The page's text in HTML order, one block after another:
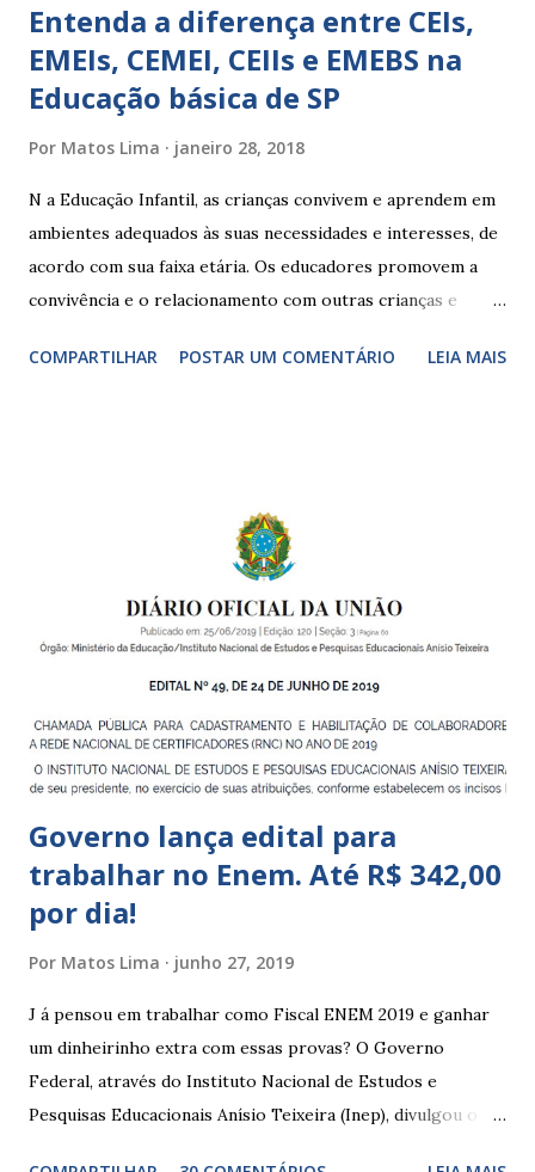
Entenda a diferença entre CEIs,
EMEIs, CEMEI, CEIIs e EMEBS na
Educação básica de SP
Por Matos Lima janeiro 28, 2018
N a Educação Infantil, as crianças convivem e aprendem em
ambientes adequados às suas necessidades e interesses, de
acordo com sua faixa etária. Os educadores promovem a
convivência e o relacionamento com outras crianças e
garantir o direito das crianças a uma educação integral e de
crianças de zero a 3 anos e 11 meses; – EMEIs - Escolas
Municipais de Educação Infantil, que atendem crianças de 4
a 5 anos e 11 meses; – CEMEI - Centro Municipal de
Educação Infantil, que recebe crianças de zero a 5 anos e 11
Indígena, e trabalham com cri...
COMPARTILHAR POSTAR UM COMENTÁRIO LEIA MAIS
Governo lança edital para
trabalhar no Enem. Até R$ 342,00
por dia!
Por Matos Lima junho 27, 2019
J á pensou em trabalhar como Fiscal ENEM 2019 e ganhar
um dinheirinho extra com essas provas? O Governo
Federal, através do Instituto Nacional de Estudos e
Pesquisas Educacionais Anísio Teixeira (Inep), divulgou o